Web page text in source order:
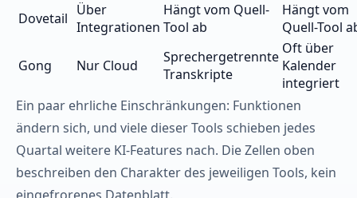
Dovetail Über
Integrationen
Hängt vom Quell-
Tool ab
Hängt vom
Quell-Tool
Gong Nur Cloud
Sprechergetrennte
Transkripte
Oft über
Kalender
integriert
Ein paar ehrliche Einschränkungen: Funktionen
ändern sich, und viele dieser Tools schieben jedes
Quartal weitere KI-Features nach. Die Zellen oben
beschreiben den Charakter des jeweiligen Tools, kein